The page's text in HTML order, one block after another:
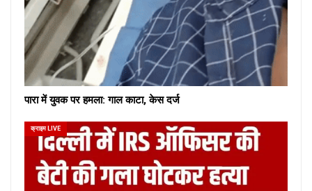
पारा में युवक पर हमला: गाल काटा, केस दर्ज
क्राइम LIVE